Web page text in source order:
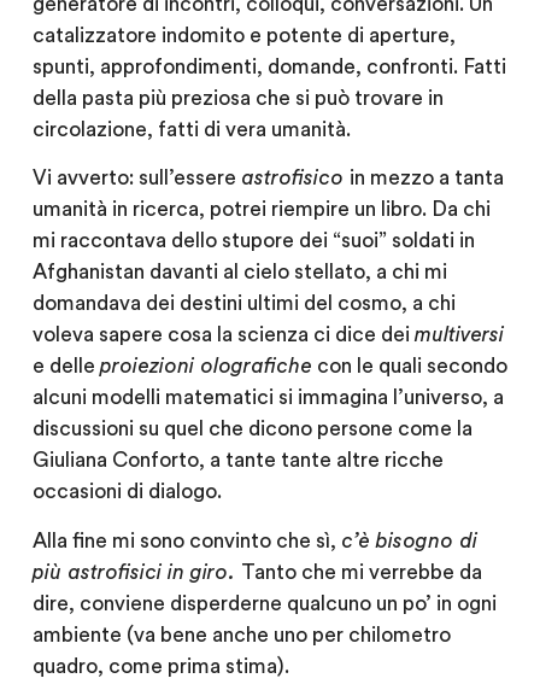
catalizzatore indomito e potente di aperture,
spunti, approfondimenti, domande, confronti. Fatti
della pasta più preziosa che si può trovare in
circolazione, fatti di vera umanità.
Vi avverto: sull’essere astrofisico in mezzo a tanta
umanità in ricerca, potrei riempire un libro. Da chi
mi raccontava dello stupore dei “suoi” soldati in
Afghanistan davanti al cielo stellato, a chi mi
domandava dei destini ultimi del cosmo, a chi
voleva sapere cosa la scienza ci dice dei multiversi
e delle proiezioni olografiche con le quali secondo
alcuni modelli matematici si immagina l’universo, a
discussioni su quel che dicono persone come la
Giuliana Conforto, a tante tante altre ricche
occasioni di dialogo.
Alla fine mi sono convinto che sì, c’è bisogno di
più astrofisici in giro. Tanto che mi verrebbe da
dire, conviene disperderne qualcuno un po’ in ogni
ambiente (va bene anche uno per chilometro
quadro, come prima stima).